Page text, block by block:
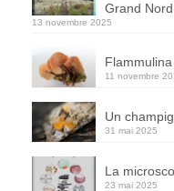
Grand
13 novembre 2025
11 novembre
Un
31 mai 2025
La
23 mai 2025